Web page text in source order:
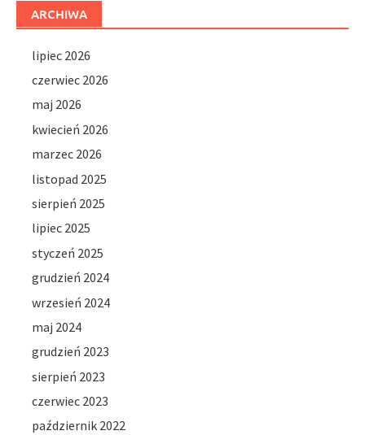
ARCHIWA
lipiec 2026
czerwiec 2026
maj 2026
kwiecień 2026
marzec 2026
listopad 2025
sierpień 2025
lipiec 2025
styczeń 2025
grudzień 2024
wrzesień 2024
maj 2024
grudzień 2023
sierpień 2023
czerwiec 2023
październik 2022